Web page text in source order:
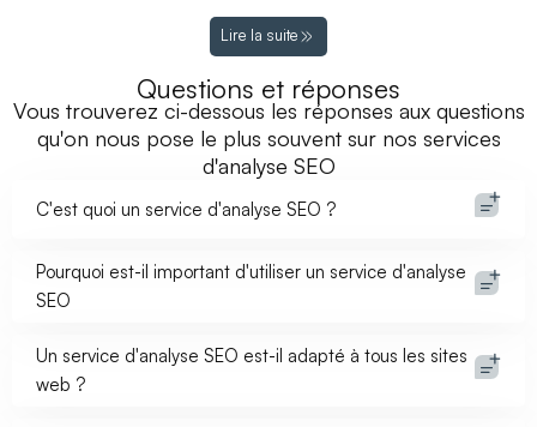
Lire la suite
Questions et réponses
Vous trouverez ci-dessous les réponses aux questions
qu'on nous pose le plus souvent sur nos services
d'analyse SEO
C'est quoi un service d'analyse SEO ?
Pourquoi est-il important d'utiliser un service d'analyse
SEO
Un service d'analyse SEO est-il adapté à tous les sites
web ?